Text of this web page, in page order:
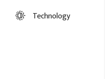
Technology